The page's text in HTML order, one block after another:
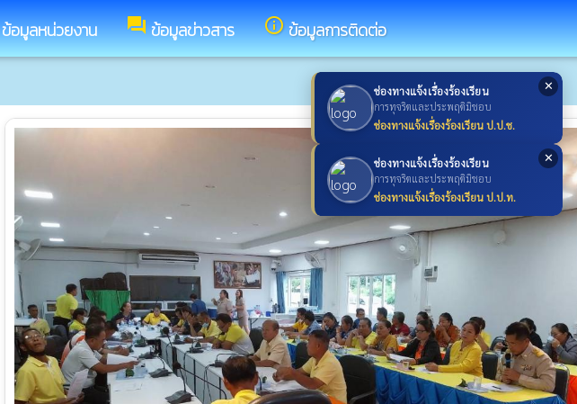
✕
ช่องทางแจ้งเรื่องร้องเรียน
การทุจริตและประพฤติมิชอบ
ช่องทางแจ้งเรื่องร้องเรียน ป.ป.ช.
✕
ช่องทางแจ้งเรื่องร้องเรียน
การทุจริตและประพฤติมิชอบ
ช่องทางแจ้งเรื่องร้องเรียน ป.ป.ท.
ข้อมูลหน่วยงาน forumข้อมูลข่าวสาร info_outlineข้อมูลการติดต่อ